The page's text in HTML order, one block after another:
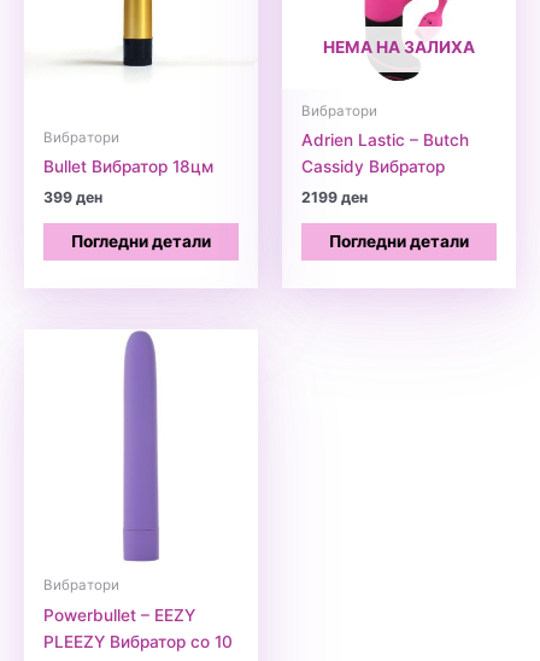
Вибратори
Bullet Вибратор 18цм
399ден
Погледни детали
НЕМА НА ЗАЛИХА
Вибратори
Adrien Lastic – Butch
Cassidy Вибратор
2199ден
Погледни детали
Вибратори
Powerbullet – EEZY
PLEEZY Вибратор со 10